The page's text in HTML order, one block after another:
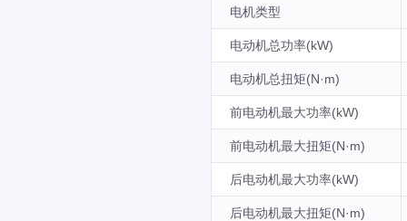
电机类型
电动机总功率(kW)
电动机总扭矩(N·m)
前电动机最大功率(kW)
前电动机最大扭矩(N·m)
后电动机最大功率(kW)
后电动机最大扭矩(N·m)